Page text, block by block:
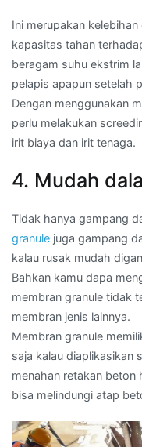
Ini merupakan
kapasitas tahan
beragam suhu ekstrim
pelapis apapun setelah
Dengan menggunakan
perlu melakukan
irit biaya dan irit tenaga.
4. Mudah
Tidak hanya gampang
granule juga gampang
kalau rusak mudah
Bahkan kamu dapa
membran granule tidak
membran jenis lainnya.
Membran granule
saja kalau diaplikasikan
menahan retakan beton
bisa melindungi atap